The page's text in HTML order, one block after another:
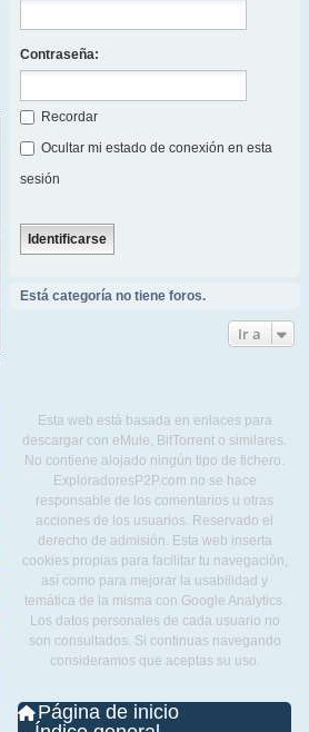
Contraseña:
Recordar
Ocultar mi estado de conexión en esta
sesión
Está categoría no tiene foros.
Ir a
Esta web está basada en enlaces para
descargar con eMule, BitTorrent o similares.
No contiene alojado ningún tipo de fichero.
ExploradoresP2P.com no se hace
responsable de los comentarios u otras
acciones de los usuarios. Reservado el
derecho de admisión. Esta web inserta
cookies propias para facilitar tu navegación,
así como para mejorar la usabilidad y
temática de la misma con Google Analytics.
Los datos personales de cada usuario no
son consultados. Si continuas navegando
consideramos que aceptas su uso.
Página de inicio